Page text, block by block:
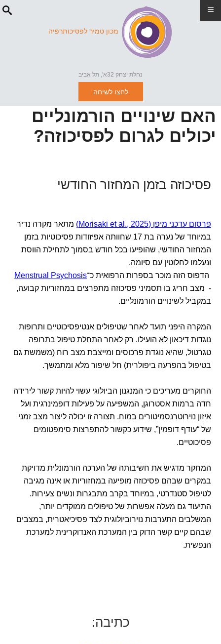
מכון טמיר לפסיכותרפיה
נחלת יצחק 32א', תל אביב
לחצו לשיחה
האם שינויים הורמונליים
יכולים לגרום לפסיכוזה?
פסיכוזה בזמן המחזור החודשי
פרסום עדכני מיפן (Morisaki et al., 2025)
מתאר מקרה נדיר
במיוחד של נערה בת 17 שחוותה אפיזודות פסיכוטיות בזמן
המחזור החודשי, שהופיעו בכל חודש בסמוך לתחילת הווסת
ונעלמו לחלוטין עם סיומה.
הדפוס הזה מוכר בספרות הרפואית כ־Menstrual Psychosis
- מצב חריג בו תסמיני פסיכוזה מתפרצים במחזוריות קבועה,
במקביל לשינויים הורמונליים.
המקרה היפני תועד לאחר שטיפולים אנטיפסיכוטיים ותרופות
נוגדות דיכאון לא הועילו. רק לאחר התחלת טיפול בתרופה
טגרטול, שהיא נוגדת פרכוסים ומייצבת מצב רוח (משמשת גם
בטיפול בהפרעה ביפולרית) חל שיפור מלא ומתמשך.
החוקרים מעריכים כי המנגנון הביולוגי עשוי להיות קשור לירידה
חדה ברמות אסטרוגן, המשפיעה על פעילות דופמינרגית ועל
איזון נוירוטרנסמיטורים במוח. תצורה זו יכולה ליצור מצב זמני
של “עודף דופמין”, שידוע כקשור להתפרצות סימפטומים
פסיכוטיים.
המחקר מדגיש את חשיבותה של הערכה הורמונלית מדויקת
במקרים שבהם פסיכוזה מופיעה במחזוריות או אינה מגיבה
לטיפול סטנדרטי, במיוחד בקרב מתבגרות ונשים צעירות.
התיעוד גם מעלה אפשרות של טיפולים ממוקדים יותר,
המשלבים התערבות נוירוביולוגית לצד פסיכיאטרית, במצבים
שבהם קיים קשר הדוק בין המערכת האנדוקרינית למערכת
הנפשית.
כתיבה:
≡